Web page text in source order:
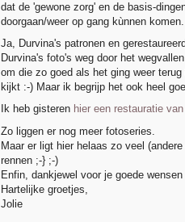
dat de 'gewone zorg' en de basis-
doorgaan/weer op gang kùnnen komen.
Ja, Durvina's patronen en
Durvina's foto's weg door het
om die zo goed als het ging weer
kijkt :-) Maar ik begrijp het ook heel
Ik heb gisteren hier een restauratie
Zo liggen er nog meer fotoseries.
Maar er ligt hier helaas zo veel
rennen ;-} ;-)
Enfin, dankjewel voor je goede
Hartelijke groetjes,
Jolie